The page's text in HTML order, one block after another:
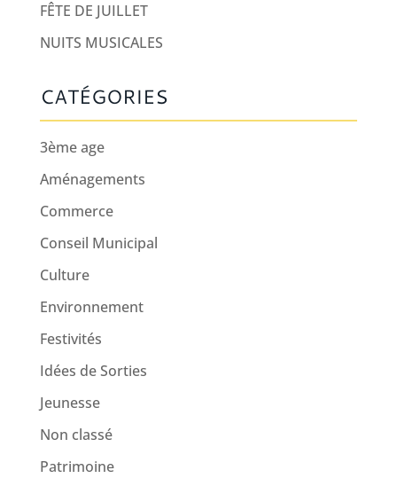
FÊTE DE JUILLET
NUITS MUSICALES
CATÉGORIES
3ème age
Aménagements
Commerce
Conseil Municipal
Culture
Environnement
Festivités
Idées de Sorties
Jeunesse
Non classé
Patrimoine